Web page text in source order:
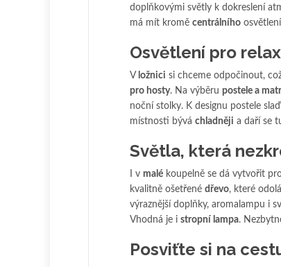
doplňkovými světly k dokreslení
má mít kromě centrálního
Osvětlení pro
V ložnici si chceme odpočinout,
pro hosty. Na výběru postele a
noční stolky. K designu postele
místnosti bývá chladněji a daří se
Světla, která
I v malé koupelně se dá vytvořit
kvalitně ošetřené dřevo, které odolá
výraznější doplňky, aromalampu i
Vhodná je i stropní lampa.
Posviťte si na